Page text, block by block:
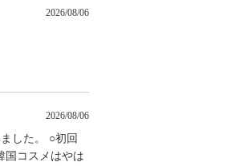
2026/08/06
2026/08/06
した。 ○初回
コスメはやは